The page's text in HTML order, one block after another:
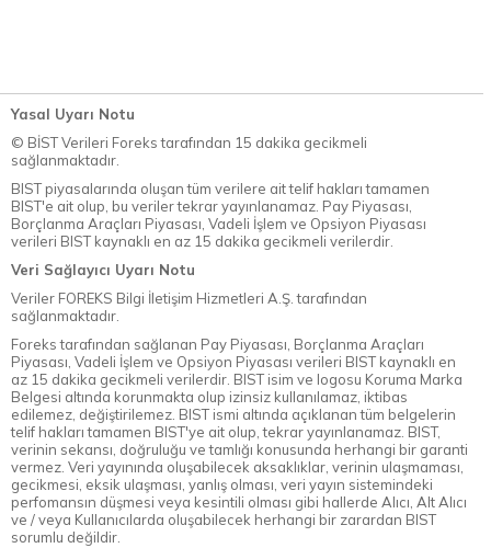
Yasal Uyarı Notu
© BİST Verileri Foreks tarafından 15 dakika gecikmeli
sağlanmaktadır.
BIST piyasalarında oluşan tüm verilere ait telif hakları tamamen
BIST'e ait olup, bu veriler tekrar yayınlanamaz. Pay Piyasası,
Borçlanma Araçları Piyasası, Vadeli İşlem ve Opsiyon Piyasası
verileri BIST kaynaklı en az 15 dakika gecikmeli verilerdir.
Veri Sağlayıcı Uyarı Notu
Veriler FOREKS Bilgi İletişim Hizmetleri A.Ş. tarafından
sağlanmaktadır.
Foreks tarafından sağlanan Pay Piyasası, Borçlanma Araçları
Piyasası, Vadeli İşlem ve Opsiyon Piyasası verileri BIST kaynaklı en
az 15 dakika gecikmeli verilerdir. BIST isim ve logosu Koruma Marka
Belgesi altında korunmakta olup izinsiz kullanılamaz, iktibas
edilemez, değiştirilemez. BIST ismi altında açıklanan tüm belgelerin
telif hakları tamamen BIST'ye ait olup, tekrar yayınlanamaz. BIST,
verinin sekansı, doğruluğu ve tamlığı konusunda herhangi bir garanti
vermez. Veri yayınında oluşabilecek aksaklıklar, verinin ulaşmaması,
gecikmesi, eksik ulaşması, yanlış olması, veri yayın sistemindeki
perfomansın düşmesi veya kesintili olması gibi hallerde Alıcı, Alt Alıcı
ve / veya Kullanıcılarda oluşabilecek herhangi bir zarardan BIST
sorumlu değildir.